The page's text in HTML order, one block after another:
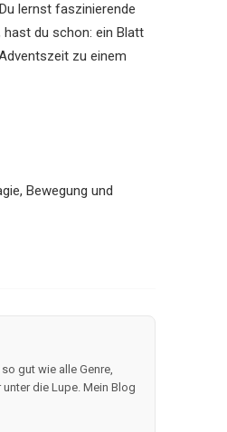
lernst faszinierende
du schon: ein Blatt
zu einem
Bewegung und
gut wie alle Genre,
die Lupe. Mein Blog